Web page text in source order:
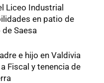
Liceo Industrial
en patio de
Saesa
e hijo en Valdivia
Fiscal y tenencia de